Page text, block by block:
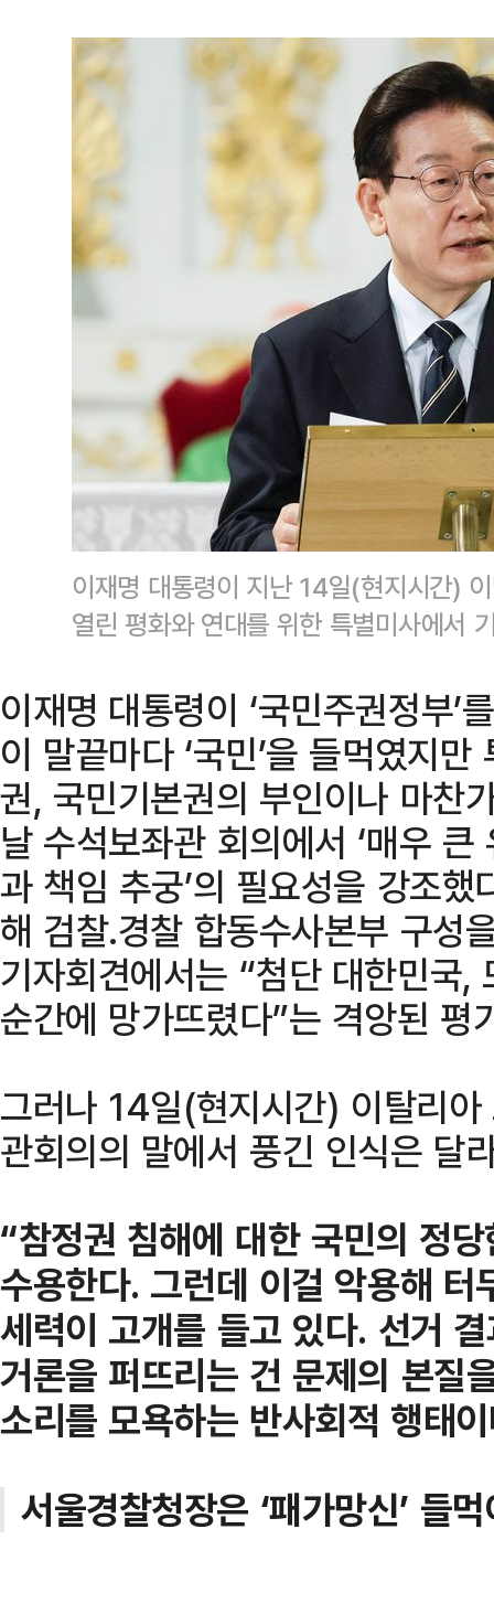
이재명 대통령이 지난 14일(현지시간)
열린 평화와 연대를 위한 특별미사에서
이재명 대통령이 ‘국민주권정부’
이 말끝마다 ‘국민’을 들먹였지
권, 국민기본권의 부인이나 마찬
날 수석보좌관 회의에서 ‘매우 큰
과 책임 추궁’의 필요성을 강조
해 검찰․경찰 합동수사본부 구성
기자회견에서는 “첨단 대한민국
순간에 망가뜨렸다”는 격앙된 평
그러나 14일(현지시간) 이탈리
관회의의 말에서 풍긴 인식은 달
“참정권 침해에 대한 국민의 정
수용한다. 그런데 이걸 악용해
세력이 고개를 들고 있다. 선거
거론을 퍼뜨리는 건 문제의 본질
소리를 모욕하는 반사회적 행태
서울경찰청장은 ‘패가망신’ 들